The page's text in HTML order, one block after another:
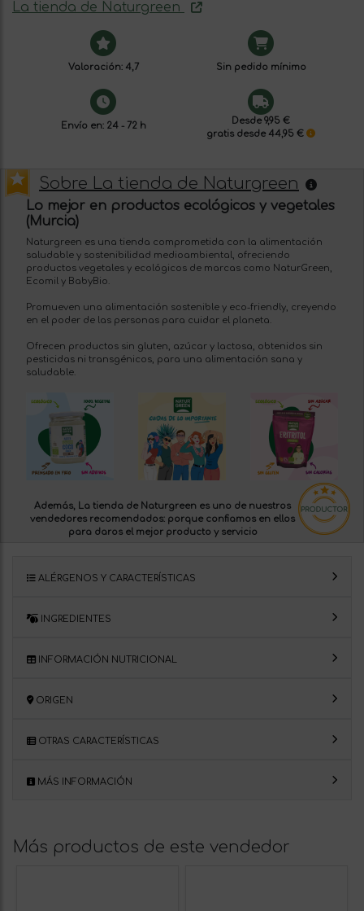
La tienda de Naturgreen
Valoración: 4,7 Sin pedido mínimo
Envío en: 24 - 72 h
Desde 9,95 €
gratis desde 44,95 €
Sobre La tienda de Naturgreen
Lo mejor en productos ecológicos y vegetales
(Murcia)
Naturgreen es una tienda comprometida con la alimentación
saludable y sostenibilidad medioambiental, ofreciendo
productos vegetales y ecológicos de marcas como NaturGreen,
Ecomil y BabyBio.
Promueven una alimentación sostenible y eco-friendly, creyendo
en el poder de las personas para cuidar el planeta.
Ofrecen productos sin gluten, azúcar y lactosa, obtenidos sin
pesticidas ni transgénicos, para una alimentación sana y
saludable.
Además, La tienda de Naturgreen es uno de nuestros
vendedores recomendados: porque confiamos en ellos
para daros el mejor producto y servicio
ALÉRGENOS Y CARACTERÍSTICAS
INGREDIENTES
INFORMACIÓN NUTRICIONAL
ORIGEN
OTRAS CARACTERÍSTICAS
MÁS INFORMACIÓN
Más productos de este vendedor